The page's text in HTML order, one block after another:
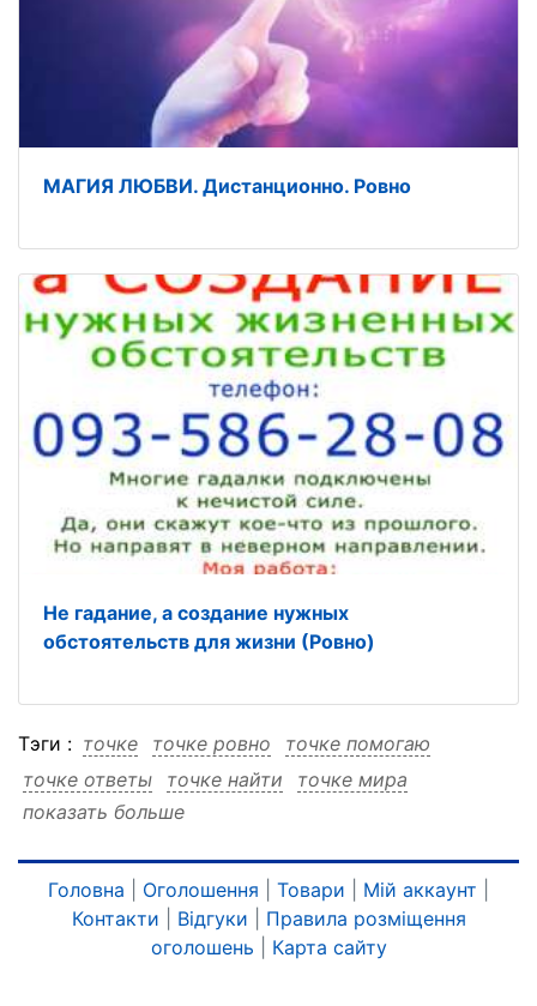
МАГИЯ ЛЮБВИ. Дистанционно. Ровно
Не гадание, а создание нужных
обстоятельств для жизни (Ровно)
Тэги : точке точке ровно
точке помогаю
точке ответы
точке найти
точке мира
точке любой точке дистанционно
точке дистанционно помогаю
точке дистанционно ответы
точке дистанционно найти
показать больше
Головна Оголошення Товари Мій аккаунт
Контакти
Відгуки
Правила розміщення
оголошень
Карта сайту